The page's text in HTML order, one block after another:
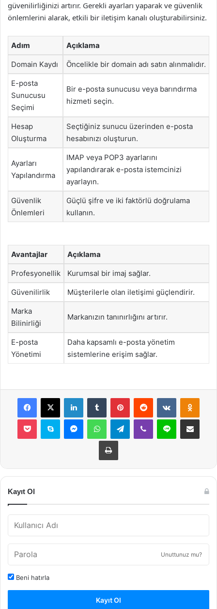
güvenilirliğinizi artırır. Gerekli ayarları yaparak ve güvenlik
önlemlerini alarak, etkili bir iletişim kanalı oluşturabilirsiniz.
Adım Açıklama
Domain Kaydı Öncelikle bir domain adı satın alınmalıdır.
E-posta
Sunucusu
Seçimi
Bir e-posta sunucusu veya barındırma
hizmeti seçin.
Hesap
Oluşturma
Seçtiğiniz sunucu üzerinden e-posta
hesabınızı oluşturun.
Ayarları
Yapılandırma
IMAP veya POP3 ayarlarını
yapılandırarak e-posta istemcinizi
ayarlayın.
Güvenlik
Önlemleri
Güçlü şifre ve iki faktörlü doğrulama
kullanın.
Avantajlar Açıklama
Profesyonellik Kurumsal bir imaj sağlar.
Güvenilirlik Müşterilerle olan iletişimi güçlendirir.
Marka
Bilinirliği
Markanızın tanınırlığını artırır.
E-posta
Yönetimi
Daha kapsamlı e-posta yönetim
sistemlerine erişim sağlar.
Facebook
X LinkedInTumblr PinterestReddit VKontakte
Pocket Skype MessengerWhatsAppTelegramViber Line E-Posta ile
Yazdır
Kayıt Ol
Unuttunuz mu?
Beni hatırla
Kayıt Ol